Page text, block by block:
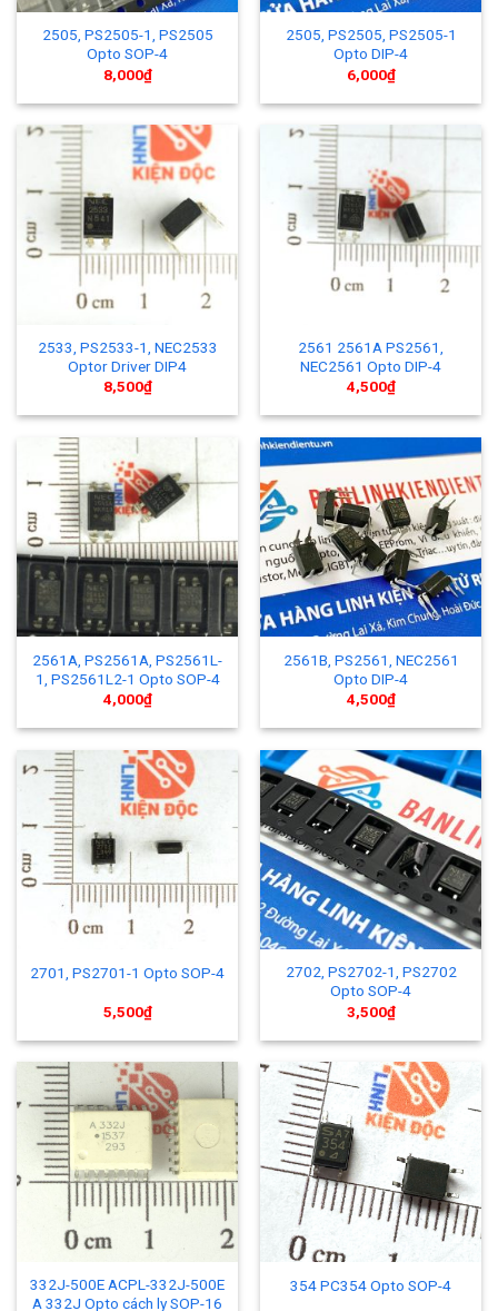
2505, PS2505-1, PS2505
Opto SOP-4
8,000₫
2505, PS2505, PS2505-1
Opto DIP-4
6,000₫
2533, PS2533-1, NEC2533
Optor Driver DIP4
8,500₫
2561 2561A PS2561,
NEC2561 Opto DIP-4
4,500₫
2561A, PS2561A, PS2561L-
1, PS2561L2-1 Opto SOP-4
4,000₫
2561B, PS2561, NEC2561
Opto DIP-4
4,500₫
2701, PS2701-1 Opto SOP-4
5,500₫
2702, PS2702-1, PS2702
Opto SOP-4
3,500₫
332J-500E ACPL-332J-500E
A 332J Opto cách ly SOP-16
354 PC354 Opto SOP-4